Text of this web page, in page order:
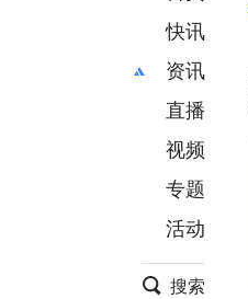
快讯
资讯
推荐
财经
项目推荐
安徽
直播
视频
专题
活动
搜索